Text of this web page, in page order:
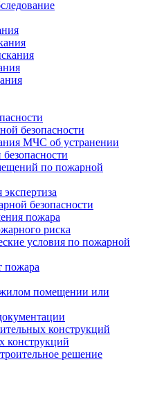
безопасности
МЧС об устранении
по пожарной
безопасности
пожара
риска
условия по пожарной
пожара
помещении или
конструкций
конструкций
решение